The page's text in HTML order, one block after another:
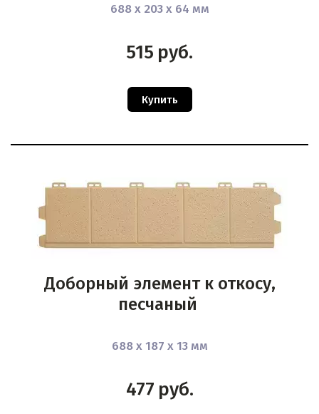
688 х 203 х 64 мм
515 руб.
Купить
Доборный элемент к откосу,
песчаный
688 х 187 х 13 мм
477 руб.